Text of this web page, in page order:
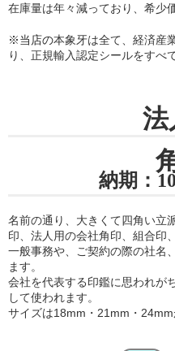
在庫量は年々減っており、希少
※当店の本象牙は全て、経済産
り
、正規輸入認定シールをすべ
法
納期：
名前の通り、大きくて四角い立
印、法人用の会社角印、組合印
一般事務や、ご契約の際の社名
ます。
会社を代表する印鑑に思われが
して使われます。
サイズは18mm・21mm・24mm